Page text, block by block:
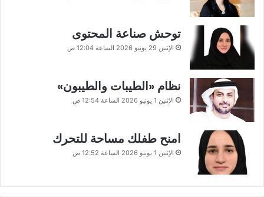
توحش صناعة المحتوى
الإثنين 29 يونيو 2026 الساعة 12:04 ص
نظام «الطيبات والطيبون»
الإثنين 1 يونيو 2026 الساعة 12:54 ص
امنح طفلك مساحة للتحرك
الإثنين 1 يونيو 2026 الساعة 12:52 ص